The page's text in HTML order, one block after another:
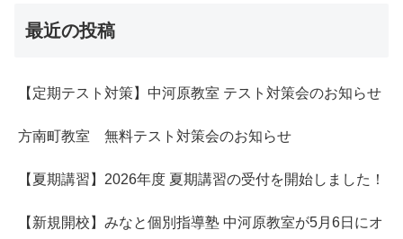
最近の投稿
【定期テスト対策】中河原教室 テスト対策会のお知らせ
方南町教室 無料テスト対策会のお知らせ
【夏期講習】2026年度 夏期講習の受付を開始しました！
【新規開校】みなと個別指導塾 中河原教室が5月6日にオ